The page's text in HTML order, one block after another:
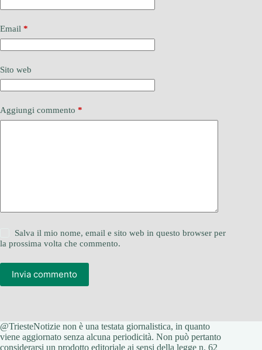
Email *
Sito web
Aggiungi commento *
Salva il mio nome, email e sito web in questo browser per
la prossima volta che commento.
Invia commento
@TriesteNotizie non è una testata giornalistica, in quanto
viene aggiornato senza alcuna periodicità. Non può pertanto
considerarsi un prodotto editoriale ai sensi della legge n. 62